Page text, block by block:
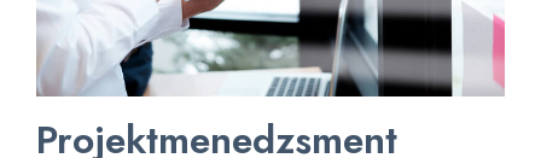
Projektmenedzsment